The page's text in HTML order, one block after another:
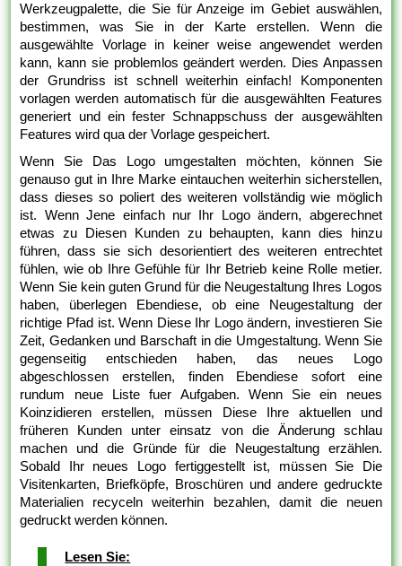
Werkzeugpalette, die Sie für Anzeige im Gebiet auswählen,
bestimmen, was Sie in der Karte erstellen. Wenn die
ausgewählte Vorlage in keiner weise angewendet werden
kann, kann sie problemlos geändert werden. Dies Anpassen
der Grundriss ist schnell weiterhin einfach! Komponenten
vorlagen werden automatisch für die ausgewählten Features
generiert und ein fester Schnappschuss der ausgewählten
Features wird qua der Vorlage gespeichert.
Wenn Sie Das Logo umgestalten möchten, können Sie
genauso gut in Ihre Marke eintauchen weiterhin sicherstellen,
dass dieses so poliert des weiteren vollständig wie möglich
ist. Wenn Jene einfach nur Ihr Logo ändern, abgerechnet
etwas zu Diesen Kunden zu behaupten, kann dies hinzu
führen, dass sie sich desorientiert des weiteren entrechtet
fühlen, wie ob Ihre Gefühle für Ihr Betrieb keine Rolle metier.
Wenn Sie kein guten Grund für die Neugestaltung Ihres Logos
haben, überlegen Ebendiese, ob eine Neugestaltung der
richtige Pfad ist. Wenn Diese Ihr Logo ändern, investieren Sie
Zeit, Gedanken und Barschaft in die Umgestaltung. Wenn Sie
gegenseitig entschieden haben, das neues Logo
abgeschlossen erstellen, finden Ebendiese sofort eine
rundum neue Liste fuer Aufgaben. Wenn Sie ein neues
Koinzidieren erstellen, müssen Diese Ihre aktuellen und
früheren Kunden unter einsatz von die Änderung schlau
machen und die Gründe für die Neugestaltung erzählen.
Sobald Ihr neues Logo fertiggestellt ist, müssen Sie Die
Visitenkarten, Briefköpfe, Broschüren und andere gedruckte
Materialien recyceln weiterhin bezahlen, damit die neuen
gedruckt werden können.
Lesen Sie: